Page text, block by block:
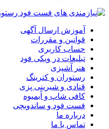
آموزش ارسال آگهی
قوانین و مقررات
حساب کاربری
تبلیغات در ویکی فود
هنر آشپزی
رستوران و کترینگ
قنادی و شیرینی پزی
کافی شاپ و آبمیوه
فست فود و ساندویچی
درباره ما
تماس با ما